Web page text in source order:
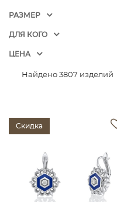
РАЗМЕР
ДЛЯ КОГО
ЦЕНА
Найдено 3807 изделий
Скидка